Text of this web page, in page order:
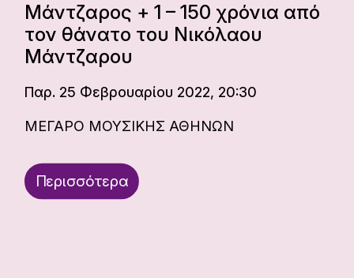
Μάντζαρος + 1 – 150 χρόνια από
τον θάνατο του Νικόλαου
Μάντζαρου
Παρ. 25 Φεβρουαρίου 2022, 20:30
ΜΕΓΑΡΟ ΜΟΥΣΙΚΗΣ ΑΘΗΝΩΝ
Περισσότερα